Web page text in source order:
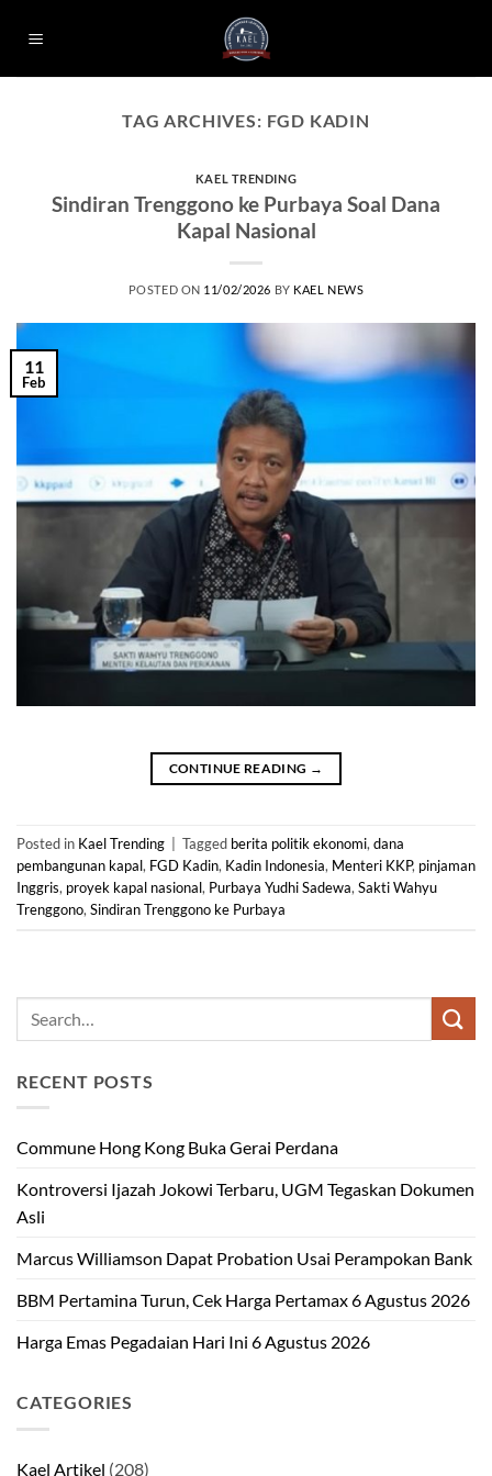
TAG ARCHIVES: FGD KADIN
KAEL TRENDING
Sindiran Trenggono ke Purbaya Soal Dana
Kapal Nasional
POSTED ON 11/02/2026 BY KAEL NEWS
11
Feb
CONTINUE READING →
Posted in Kael Trending Tagged berita politik ekonomi, dana
pembangunan kapal, FGD Kadin, Kadin Indonesia, Menteri KKP, pinjaman
Inggris, proyek kapal nasional, Purbaya Yudhi Sadewa, Sakti Wahyu
Trenggono, Sindiran Trenggono ke Purbaya
RECENT POSTS
Commune Hong Kong Buka Gerai Perdana
Kontroversi Ijazah Jokowi Terbaru, UGM Tegaskan Dokumen
Asli
Marcus Williamson Dapat Probation Usai Perampokan Bank
BBM Pertamina Turun, Cek Harga Pertamax 6 Agustus 2026
Harga Emas Pegadaian Hari Ini 6 Agustus 2026
CATEGORIES
Kael Artikel (208)